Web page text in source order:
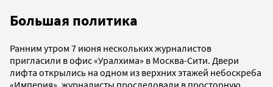
Большая политика
Ранним утром 7 июня нескольких журналистов
пригласили в офис «Уралхима» в Москва-Сити. Двери
лифта открылись на одном из верхних этажей небоскреба
«Империя», журналисты проследовали в просторную